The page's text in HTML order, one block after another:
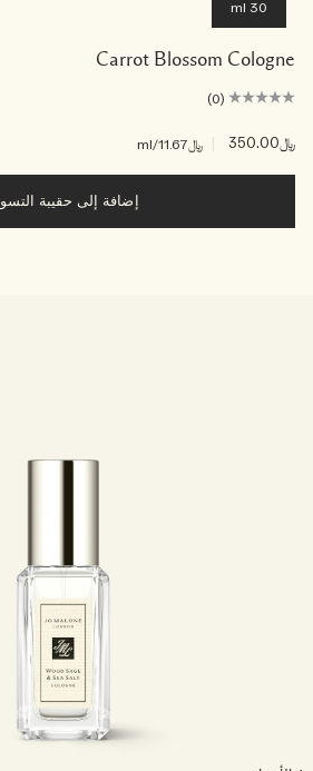
30 ml
Carrot Blossom Cologne
(0)
﷼350.00 ﷼11.67 /ml
إضافة إلى حقيبة التسوق